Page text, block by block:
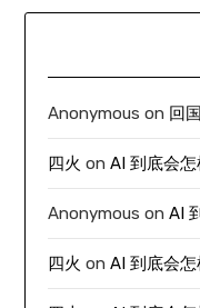
Anonymous on 回
四火 onAI 到底会
Anonymous onAI
四火 onAI 到底会